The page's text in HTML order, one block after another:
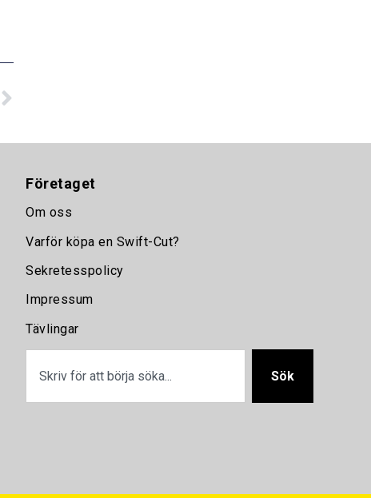
Företaget
Om oss
Varför köpa en Swift-Cut?
Sekretesspolicy
Impressum
Tävlingar
Sök